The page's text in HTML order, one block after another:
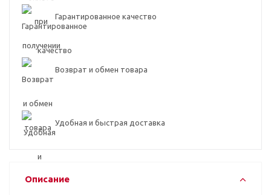
Гарантированное качество
Возврат и обмен товара
Удобная и быстрая доставка
Описание